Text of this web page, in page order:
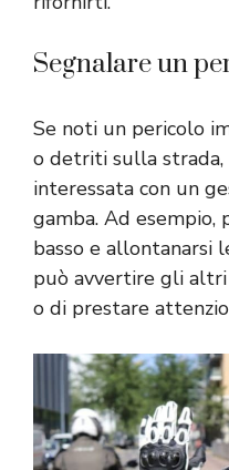
Segnalare un
Se noti un pericolo
o detriti sulla strada,
interessata con un
gamba. Ad
basso e allontanarsi
può avvertire gli
o di prestare